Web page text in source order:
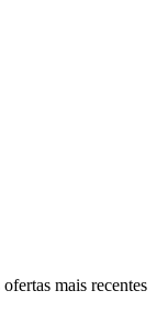
mais recentes